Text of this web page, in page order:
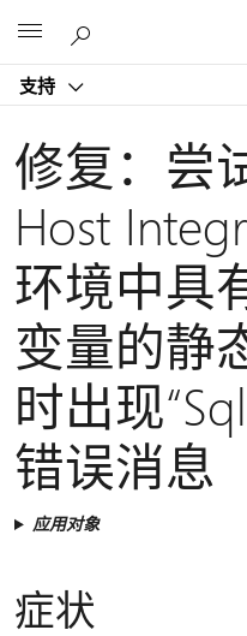
支持
修复：尝
Host
环境中具
变量的静
时出现
错误消息
应用对象
症状